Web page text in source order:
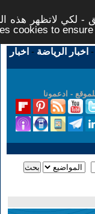
- لكي لاتظهر هذه
cookies to
- اخبار الرياضة - اخبار
- ادعمونا